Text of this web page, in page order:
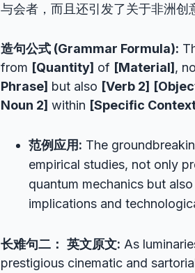
与会者，而且还引发了关于非洲创
造句公式 (Grammar Formula):
from [Quantity] of [Material],
Phrase] but also [Verb 2]
Noun 2] within [Specific
范例应用: The
empirical studies, not only
quantum mechanics but
implications and
长难句二： 英文原文: As
prestigious cinematic and